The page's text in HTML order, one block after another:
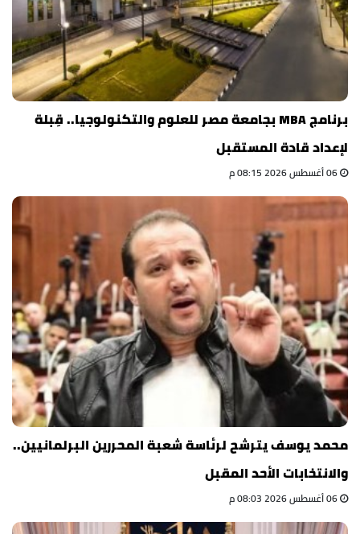
برنامج MBA بجامعة مصر للعلوم والتكنولوجيا.. قِبلة
لإعداد قادة المستقبل
محمد يوسف يترشح لرئاسة شعبة المحررين البرلمانيين..
والانتخابات الأحد المقبل